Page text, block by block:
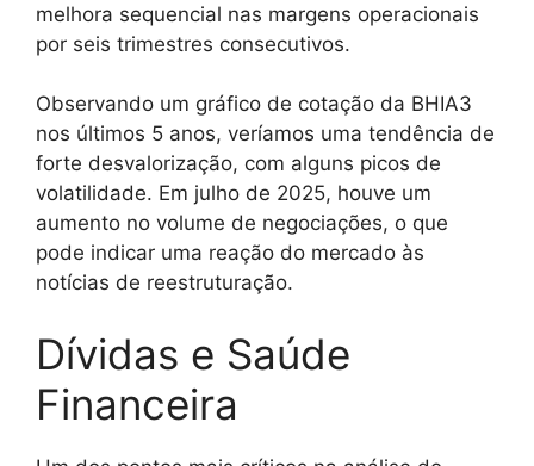
melhora sequencial nas margens operacionais
por seis trimestres consecutivos.
Observando um gráfico de cotação da BHIA3
nos últimos 5 anos, veríamos uma tendência de
forte desvalorização, com alguns picos de
volatilidade. Em julho de 2025, houve um
aumento no volume de negociações, o que
pode indicar uma reação do mercado às
notícias de reestruturação.
Dívidas e Saúde
Financeira